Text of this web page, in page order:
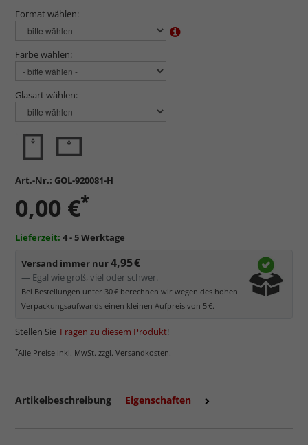
Format wählen:
Farbe wählen:
Glasart wählen:
Art.-Nr.: GOL-920081-H
0,00 €*
Lieferzeit: 4 - 5 Werktage
Versand immer nur4,95 €
— Egal wie groß, viel oder schwer.
Bei Bestellungen unter 30 € berechnen wir wegen des hohen
Verpackungsaufwands einen kleinen Aufpreis von 5 €.
Stellen Sie Fragen zu diesem Produkt!
*Alle Preise inkl. MwSt. zzgl. Versandkosten.
Artikelbeschreibung Eigenschaften